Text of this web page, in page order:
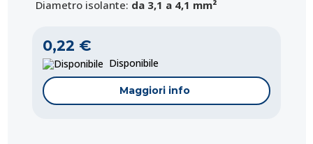
Diametro isolante: da 3,1 a 4,1 mm²
0,22 €
Disponibile
Maggiori info